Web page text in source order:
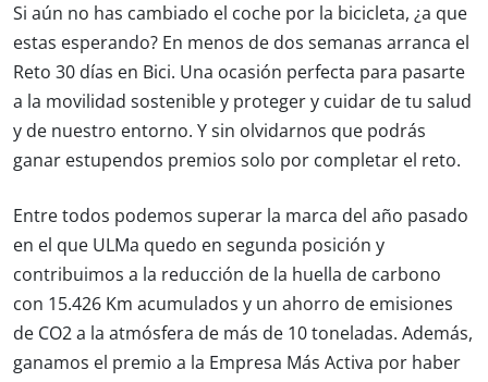
Si aún no has cambiado el coche por la bicicleta, ¿a que
estas esperando? En menos de dos semanas arranca el
Reto 30 días en Bici. Una ocasión perfecta para pasarte
a la movilidad sostenible y proteger y cuidar de tu salud
y de nuestro entorno. Y sin olvidarnos que podrás
ganar estupendos premios solo por completar el reto.
Entre todos podemos superar la marca del año pasado
en el que ULMa quedo en segunda posición y
contribuimos a la reducción de la huella de carbono
con 15.426 Km acumulados y un ahorro de emisiones
de CO2 a la atmósfera de más de 10 toneladas. Además,
ganamos el premio a la Empresa Más Activa por haber